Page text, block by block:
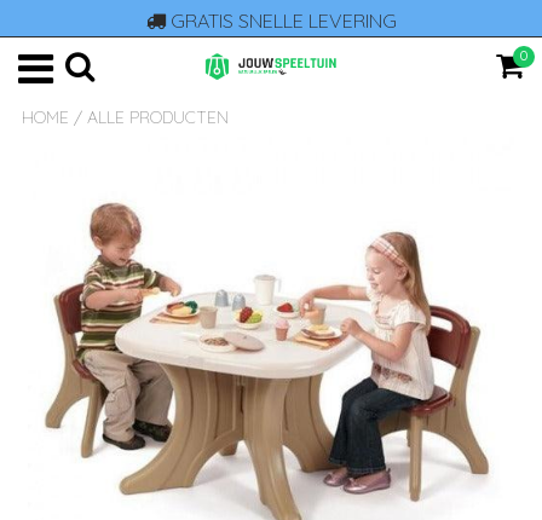
GRATIS SNELLE LEVERING
0
HOME / ALLE PRODUCTEN